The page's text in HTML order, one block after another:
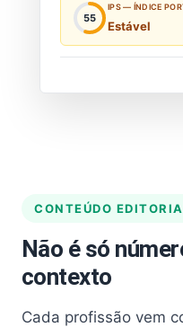
55
IPS — ÍNDICE
Estável
CONTEÚDO
Não é só
contexto
Cada profissão vem